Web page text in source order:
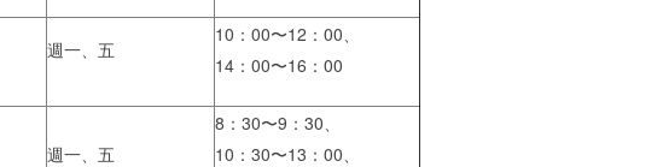
週一、五
10：00〜12：00、
14：00〜16：00
週一、五
8：30〜9：30、
10：30〜13：00、